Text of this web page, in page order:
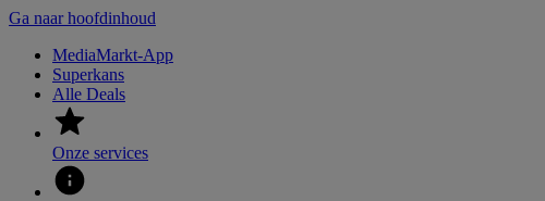
Ga naar hoofdinhoud
MediaMarkt-App
Superkans
Alle Deals
Onze services